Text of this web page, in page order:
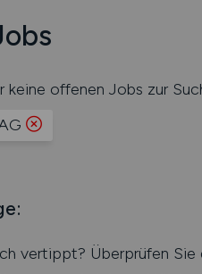
keine offenen Jobs zur
vertippt? Überprüfen Sie